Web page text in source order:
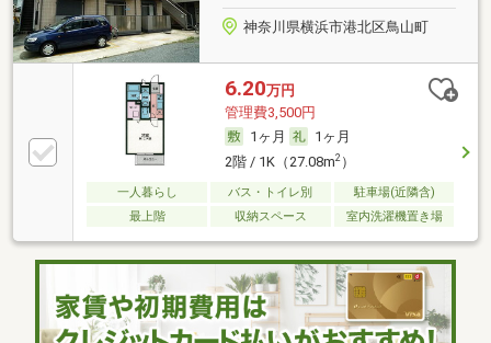
神奈川県横浜市港北区鳥山町
6.20万円
管理費3,500円
1ヶ月
1ヶ月
2階 / 1K（27.08m2）
一人暮らし バス・トイレ別
駐車場(近隣含)
最上階
収納スペース 室内洗濯機置き場